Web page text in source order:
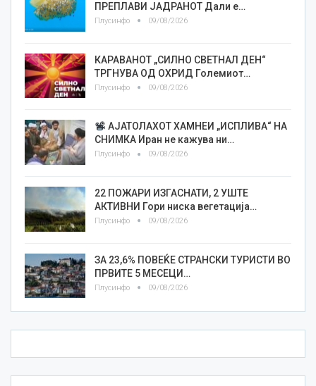
ПРЕПЛАВИ ЈАДРАНОТ Дали е…
Плусинфо 09/08/2026
КАРАВАНОТ „СИЛНО СВЕТНАЛ ДЕН“
ТРГНУВА ОД ОХРИД Големиот…
Плусинфо 09/08/2026
АЈАТОЛАХОТ ХАМНЕИ „ИСПЛИВА“ НА
СНИМКА Иран не кажува ни…
Плусинфо 09/08/2026
22 ПОЖАРИ ИЗГАСНАТИ, 2 УШТЕ
АКТИВНИ Гори ниска вегетација…
Плусинфо 09/08/2026
ЗА 23,6% ПОВЕЌЕ СТРАНСКИ ТУРИСТИ ВО
ПРВИТЕ 5 МЕСЕЦИ…
Плусинфо 09/08/2026